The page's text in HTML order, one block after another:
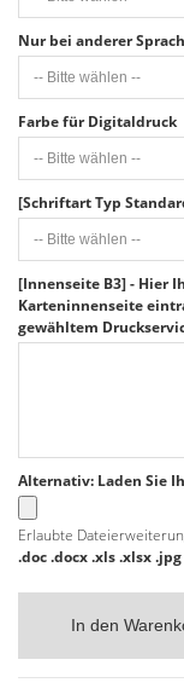
Nur bei anderer
Farbe für Digitaldruck
[Schriftart Typ
[Innenseite B3] - Hier
Karteninnenseite
gewähltem
Alternativ: Laden Sie
Erlaubte
.doc .docx .xls .xlsx
In den